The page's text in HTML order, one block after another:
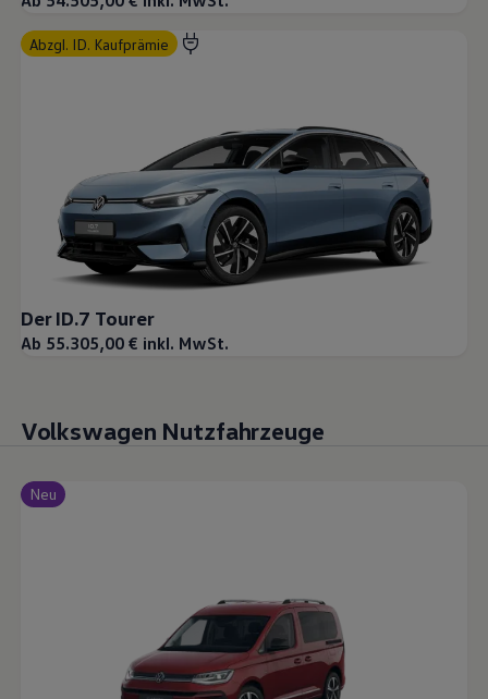
abzgl. ID. Kaufprämie
Der ID.7 Tourer
Ab 55.305,00 € inkl. MwSt.
Volkswagen Nutzfahrzeuge
Neu